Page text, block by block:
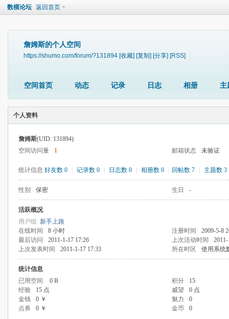
数模论坛 返回首页
詹姆斯的个人空间
https://shumo.com/forum/?131894 [收藏] [复制] [分享] [RSS]
空间首页 动态 记录 日志 相册 主
个人资料
詹姆斯(UID: 131894)
空间访问量
1 邮箱状态 未验证
统计信息 好友数 0 记录数 0 日志数 0 相册数 0 回帖数 7 主题数 3
性别 保密 生日 -
活跃概况
用户组 新手上路
在线时间
8 小时 注册时间
2009-5-8
最后访问
2011-1-17 17:26 上次活动时间
上次发表时间
2011-1-17 17:33 所在时区 使用系统
统计信息
已用空间
0 B 积分
15
经验
15 点 威望
0 点
金钱
0 ￥ 魅力
0
点券
0 ￥ 金币 0